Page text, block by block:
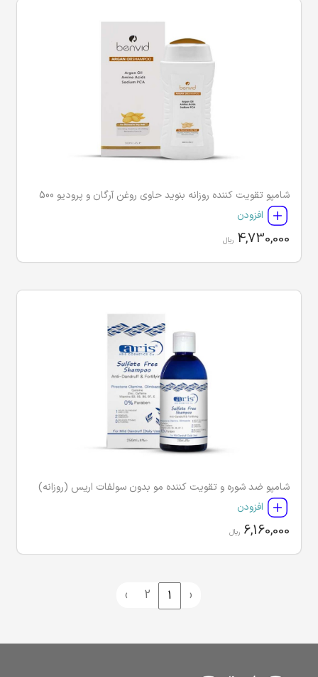
شامپو تقویت کننده روزانه بنوید حاوی روغن آرگان و پرودیو 500
افزودن
4,730,000 ریال
شامپو ضد شوره و تقویت کننده مو بدون سولفات اریس (روزانه)
افزودن
6,160,000 ریال
‹
1
2
›